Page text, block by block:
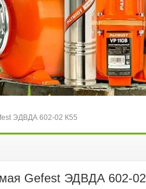
ЭДВДА 602-02 К55
Gefest ЭДВДА 602-02